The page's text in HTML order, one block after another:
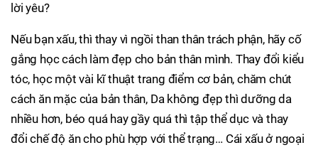
lời yêu?
Nếu bạn xấu, thì thay vì ngồi than thân trách phận, hãy cố
gắng học cách làm đẹp cho bản thân mình. Thay đổi kiểu
tóc, học một vài kĩ thuật trang điểm cơ bản, chăm chút
cách ăn mặc của bản thân, Da không đẹp thì dưỡng da
nhiều hơn, béo quá hay gầy quá thì tập thể dục và thay
đổi chế độ ăn cho phù hợp với thể trạng… Cái xấu ở ngoại